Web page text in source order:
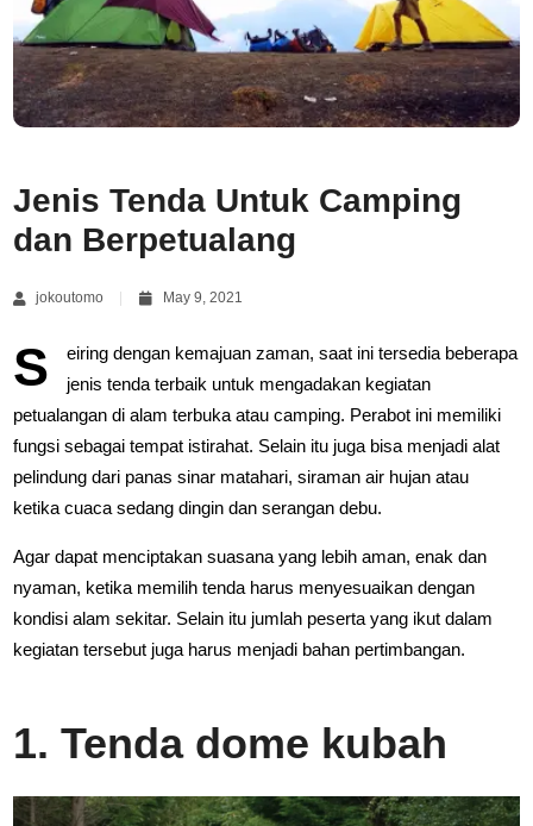
Jenis Tenda Untuk Camping
dan Berpetualang
jokoutomo May 9, 2021
S
eiring dengan kemajuan zaman, saat ini tersedia beberapa
jenis tenda terbaik untuk mengadakan kegiatan
petualangan di alam terbuka atau camping. Perabot ini memiliki
fungsi sebagai tempat istirahat. Selain itu juga bisa menjadi alat
pelindung dari panas sinar matahari, siraman air hujan atau
ketika cuaca sedang dingin dan serangan debu.
Agar dapat menciptakan suasana yang lebih aman, enak dan
nyaman, ketika memilih tenda harus menyesuaikan dengan
kondisi alam sekitar. Selain itu jumlah peserta yang ikut dalam
kegiatan tersebut juga harus menjadi bahan pertimbangan.
1. Tenda dome kubah